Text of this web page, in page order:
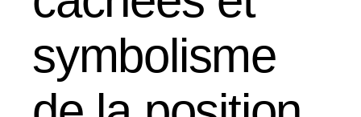
symbolisme